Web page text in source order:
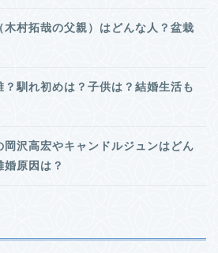
木村拓哉の父親）はどんな人？盆栽
馴れ初めは？子供は？結婚生活も
岡沢高宏やキャンドルジュンはどん
原因は？